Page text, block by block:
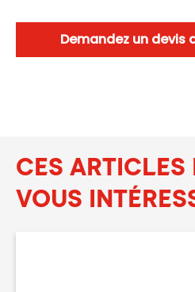
Demandez un devis
CES ARTICLES
VOUS